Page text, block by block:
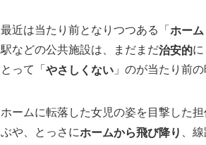
最近は当たり前となりつつある「 ホー
駅などの公共施設は、まだまだ治安的に
とって「 やさしくない 」のが当たり前の
ホームに転落した女児の姿を目撃した
ぶや、とっさにホームから飛び降り 、